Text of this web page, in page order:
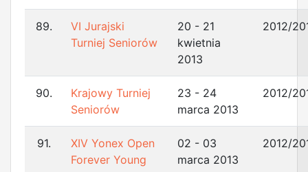
89.
VI Jurajski
Turniej Seniorów
20 - 21
kwietnia
2013
2012/
90.
Krajowy Turniej
Seniorów
23 - 24
marca 2013
2012/
91.
XIV Yonex Open
Forever Young
02 - 03
marca 2013
2012/